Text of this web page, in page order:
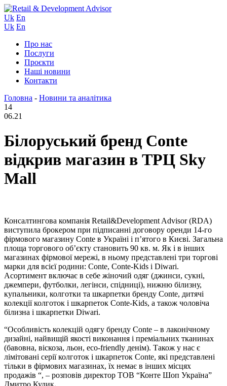
Uk En
Uk En
Про нас
Послуги
Проєкти
Наші новини
Контакти
Головна - Новини та аналітика
14
06.21
Білоруський бренд Conte
відкрив магазин в ТРЦ Sky
Mall
Консалтингова компанія Retail&Development Advisor (RDA)
виступила брокером при підписанні договору оренди 14-го
фірмового магазину Conte в Україні і п’ятого в Києві. Загальна
площа торгового об’єкту становить 90 кв. м. Як і в інших
магазинах фірмової мережі, в ньому представлені три торгові
марки для всієї родини: Conte, Conte-Kids і Diwari.
Асортимент включає в себе жіночий одяг (джинси, сукні,
джемпери, футболки, легінси, спідниці), нижню білизну,
купальники, колготки та шкарпетки бренду Conte, дитячі
колекції колготок і шкарпеток Conte-Kids, а також чоловіча
білизна і шкарпетки Diwari.
“Особливість колекцій одягу бренду Conte – в лаконічному
дизайні, найвищій якості виконання і преміальних тканинах
(бавовна, віскоза, льон, eco-friendly денім). Також у нас є
лімітовані серії колготок і шкарпеток Conte, які представлені
тільки в фірмових магазинах, їх немає в інших місцях
продажів “, – розповів директор ТОВ “Конте Шоп Україна”
Дмитро Кулик.